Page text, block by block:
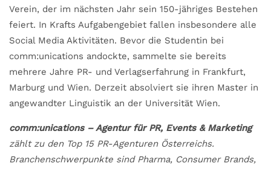
Verein, der im nächsten Jahr sein 150-jähriges Bestehen
feiert. In Krafts Aufgabengebiet fallen insbesondere alle
Social Media Aktivitäten. Bevor die Studentin bei
comm:unications andockte, sammelte sie bereits
mehrere Jahre PR- und Verlagserfahrung in Frankfurt,
Marburg und Wien. Derzeit absolviert sie ihren Master in
angewandter Linguistik an der Universität Wien.
comm:unications – Agentur für PR, Events & Marketing
zählt zu den Top 15 PR-Agenturen Österreichs.
Branchenschwerpunkte sind Pharma, Consumer Brands,